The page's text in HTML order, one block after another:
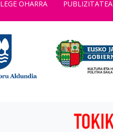
LEGE OHARRA PUBLIZITATEA